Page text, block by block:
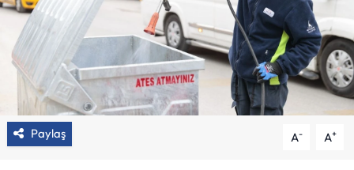
Paylaş A- A+